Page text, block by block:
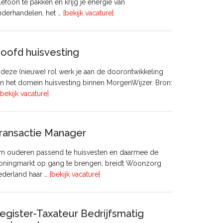
te pakken en krijg je energie van
het …
[bekijk vacature]
huisvesting
deze (nieuwe) rol werk je aan de doorontwikkeling
het domein huisvesting binnen MorgenWijzer. Bron:
[bekijk vacature]
Manager
ouderen passend te huisvesten en daarmee de
op gang te brengen, breidt Woonzorg
haar …
[bekijk vacature]
Taxateur Bedrijfsmatig